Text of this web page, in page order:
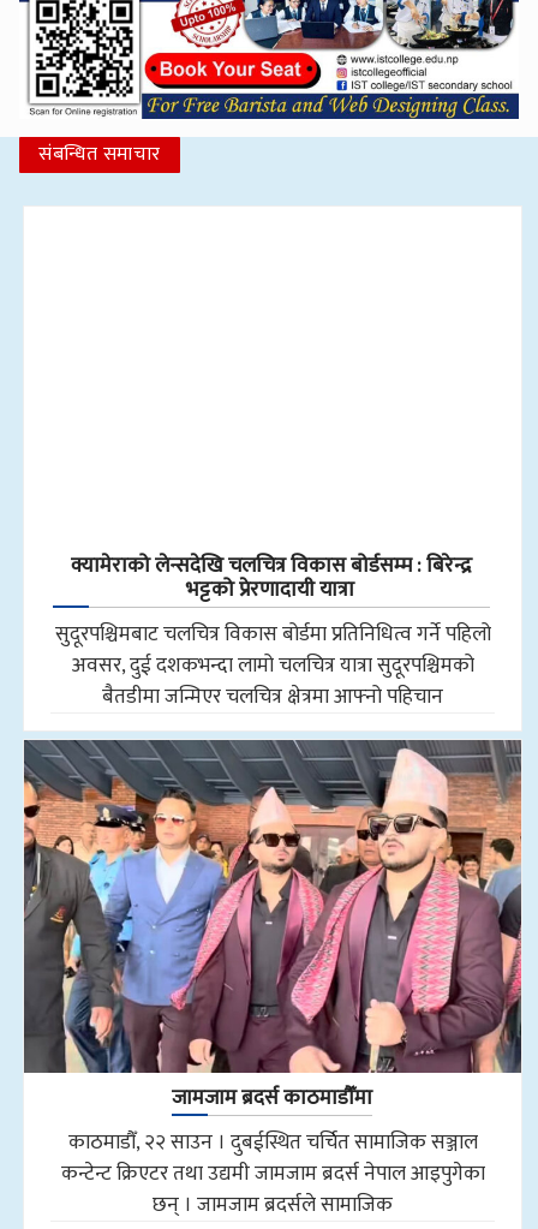
संबन्धित समाचार
क्यामेराको लेन्सदेखि चलचित्र विकास बोर्डसम्म : बिरेन्द्र
भट्टको प्रेरणादायी यात्रा
सुदूरपश्चिमबाट चलचित्र विकास बोर्डमा प्रतिनिधित्व गर्ने पहिलो
अवसर, दुई दशकभन्दा लामो चलचित्र यात्रा सुदूरपश्चिमको
बैतडीमा जन्मिएर चलचित्र क्षेत्रमा आफ्नो पहिचान
जामजाम ब्रदर्स काठमाडौँमा
काठमाडौँ, २२ साउन । दुबईस्थित चर्चित सामाजिक सञ्जाल
कन्टेन्ट क्रिएटर तथा उद्यमी जामजाम ब्रदर्स नेपाल आइपुगेका
छन् । जामजाम ब्रदर्सले सामाजिक